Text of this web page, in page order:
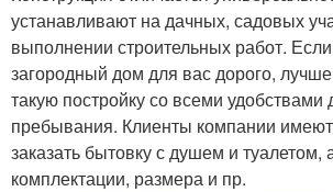
устанавливают на дачных, садовых
выполнении строительных работ.
загородный дом для вас дорого,
такую постройку со всеми
пребывания. Клиенты компании
заказать бытовку с душем и туалетом,
комплектации, размера и пр.